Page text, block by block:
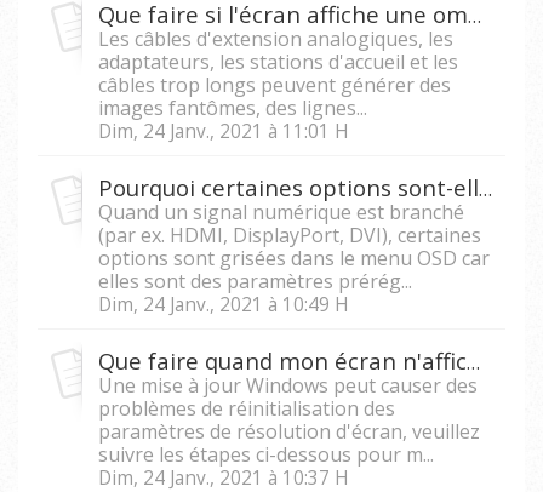
Que faire si l'écran affiche une ombre ou une image double ?
Les câbles d'extension analogiques, les
adaptateurs, les stations d'accueil et les
câbles trop longs peuvent générer des
images fantômes, des lignes...
Dim, 24 Janv., 2021 à 11:01 H
Pourquoi certaines options sont-elles grisées sur le menu OSD ?
Quand un signal numérique est branché
(par ex. HDMI, DisplayPort, DVI), certaines
options sont grisées dans le menu OSD car
elles sont des paramètres prérég...
Dim, 24 Janv., 2021 à 10:49 H
Que faire quand mon écran n'affiche pas sa résolution native après une mise à jour de Windows 10 ?
Une mise à jour Windows peut causer des
problèmes de réinitialisation des
paramètres de résolution d'écran, veuillez
suivre les étapes ci-dessous pour m...
Dim, 24 Janv., 2021 à 10:37 H